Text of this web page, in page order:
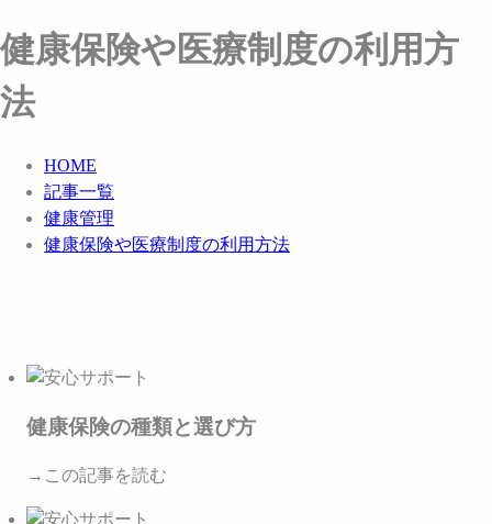
健康保険や医療制度の利用方
法
HOME
記事一覧
健康管理
健康保険や医療制度の利用方法
健康保険の種類と選び方
→この記事を読む